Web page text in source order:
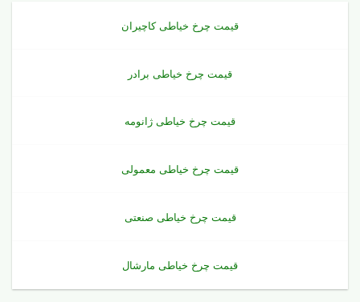
قیمت چرخ خیاطی کاچیران
قیمت چرخ خیاطی برادر
قیمت چرخ خیاطی ژانومه
قیمت چرخ خیاطی معمولی
قیمت چرخ خیاطی صنعتی
قیمت چرخ خیاطی مارشال